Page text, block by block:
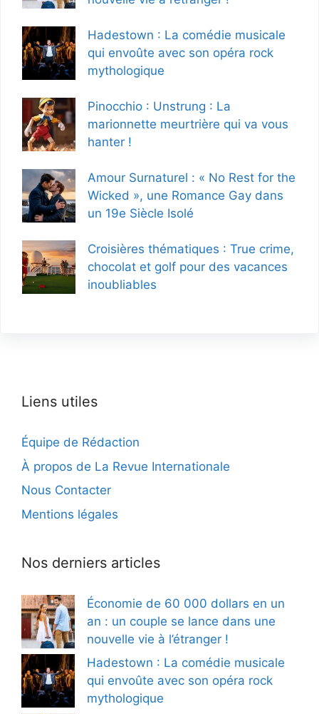
Hadestown : La comédie musicale
qui envoûte avec son opéra rock
mythologique
Pinocchio : Unstrung : La
marionnette meurtrière qui va vous
hanter !
Amour Surnaturel : « No Rest for the
Wicked », une Romance Gay dans
un 19e Siècle Isolé
Croisières thématiques : True crime,
chocolat et golf pour des vacances
inoubliables
Liens utiles
Équipe de Rédaction
À propos de La Revue Internationale
Nous Contacter
Mentions légales
Nos derniers articles
Économie de 60 000 dollars en un
an : un couple se lance dans une
nouvelle vie à l’étranger !
Hadestown : La comédie musicale
qui envoûte avec son opéra rock
mythologique